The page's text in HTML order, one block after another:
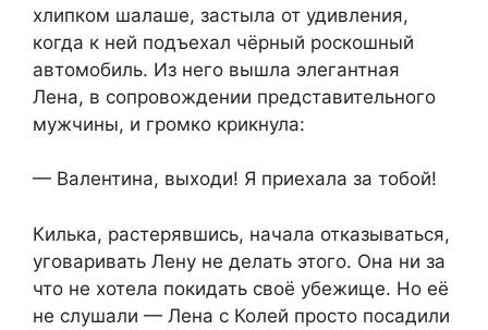
хлипком шалаше, застыла от удивления,
когда к ней подъехал чёрный роскошный
автомобиль. Из него вышла элегантная
Лена, в сопровождении представительного
мужчины, и громко крикнула:
— Валентина, выходи! Я приехала за тобой!
Килька, растерявшись, начала отказываться,
уговаривать Лену не делать этого. Она ни за
что не хотела покидать своё убежище. Но её
не слушали — Лена с Колей просто посадили